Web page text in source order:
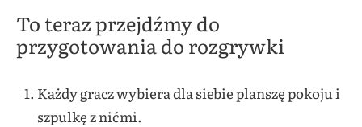
To teraz przejdźmy do
przygotowania do rozgrywki
Każdy gracz wybiera dla siebie planszę pokoju i
szpulkę z nićmi.